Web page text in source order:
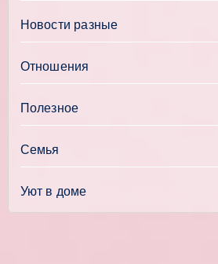
Новости разные
Отношения
Полезное
Семья
Уют в доме